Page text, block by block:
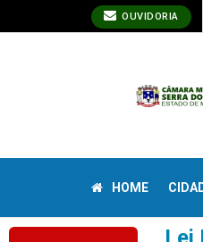
OUVIDORIA
HOME